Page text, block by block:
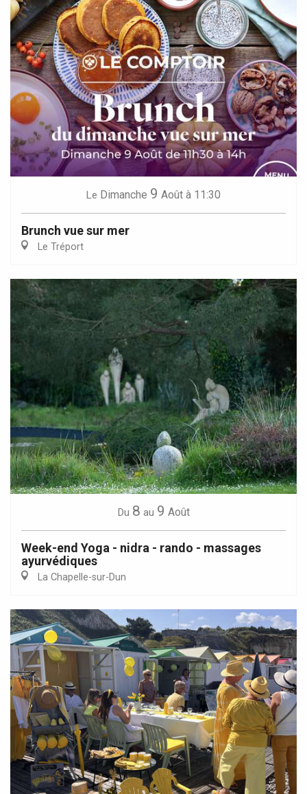
Le Dimanche 9 Août à 11:30
Brunch vue sur mer
Le Tréport
Du 8 au 9 Août
Week-end Yoga - nidra - rando - massages
ayurvédiques
La Chapelle-sur-Dun